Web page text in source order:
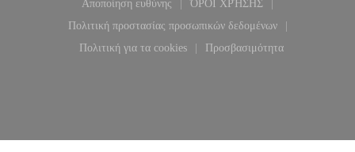
Αποποίηση ευθύνης
((ανοίγει σε νέο παράθυρο))
ΌΡΟΙ ΧΡΉΣΗΣ
((ανοίγει σε νέο
Πολιτική προστασίας προσωπικών δεδομένων
((ανοίγει σε νέο παράθυρο))
Πολιτική για τα cookies
((ανοίγει σε νέο παράθυρο))
Προσβασιμότητα
((ανοίγει σε νέο